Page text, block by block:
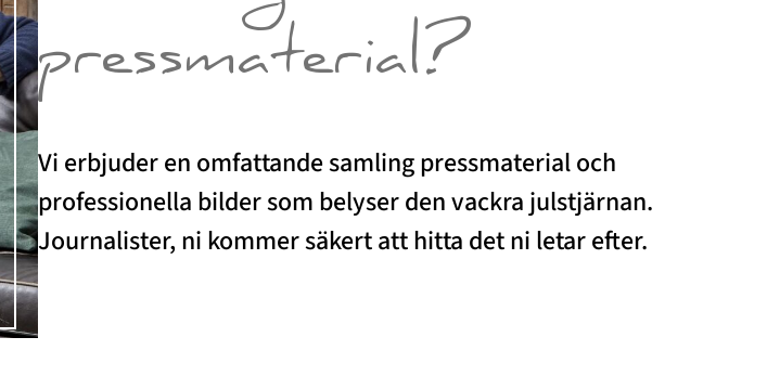
pressmaterial?
Vi erbjuder en omfattande samling pressmaterial och
professionella bilder som belyser den vackra julstjärnan.
Journalister, ni kommer säkert att hitta det ni letar efter.